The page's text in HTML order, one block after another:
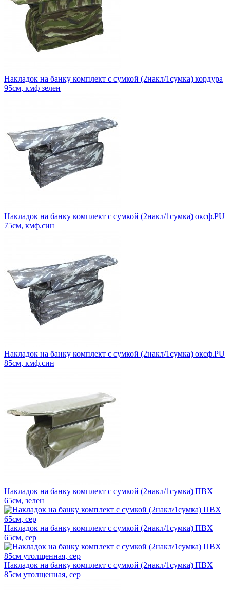
Накладок на банку комплект с сумкой (2накл/1сумка) кордура
95см, кмф зелен
Накладок на банку комплект с сумкой (2накл/1сумка) оксф.PU
75см, кмф.син
Накладок на банку комплект с сумкой (2накл/1сумка) оксф.PU
85см, кмф.син
Накладок на банку комплект с сумкой (2накл/1сумка) ПВХ
65см, зелен
Накладок на банку комплект с сумкой (2накл/1сумка) ПВХ
65см, сер
Накладок на банку комплект с сумкой (2накл/1сумка) ПВХ
85см утолщенная, сер